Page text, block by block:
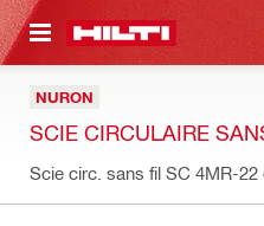
NURON
SCIE CIRCULAIRE
Scie circ. sans fil SC 4MR-22